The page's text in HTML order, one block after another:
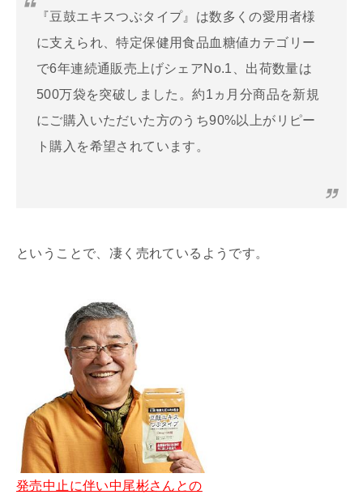
『豆鼓エキスつぶタイプ』は数多くの愛用者様
に支えられ、特定保健用食品血糖値カテゴリー
で6年連続通販売上げシェアNo.1、出荷数量は
500万袋を突破しました。約1ヵ月分商品を新規
にご購入いただいた方のうち90%以上がリピー
ト購入を希望されています。
ということで、凄く売れているようです。
発売中止に伴い中尾彬さんとの